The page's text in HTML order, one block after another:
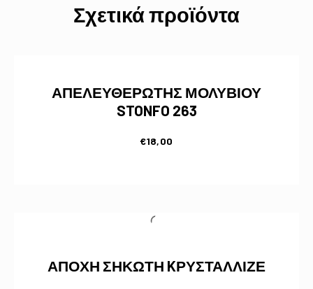
Σχετικά προϊόντα
ΑΠΕΛΕΥΘΕΡΩΤΗΣ ΜΟΛΥΒΙΟΥ
STONFO 263
€18,00
ΑΠΟΧΗ ΣΗΚΩΤΗ KΡΥΣΤΑΛΛΙΖΕ